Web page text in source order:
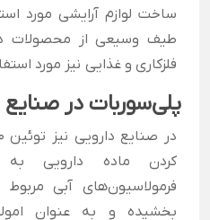
ساخت لوازم آرایشی مورد
طیف وسیعی از محصولات
فلزکاری و غذایی نیز مورد
پلی‌سوربات در صنایع
کردن ماده دارویی
فرمولاسیون‌های آبی
بخشیده و به عنوان